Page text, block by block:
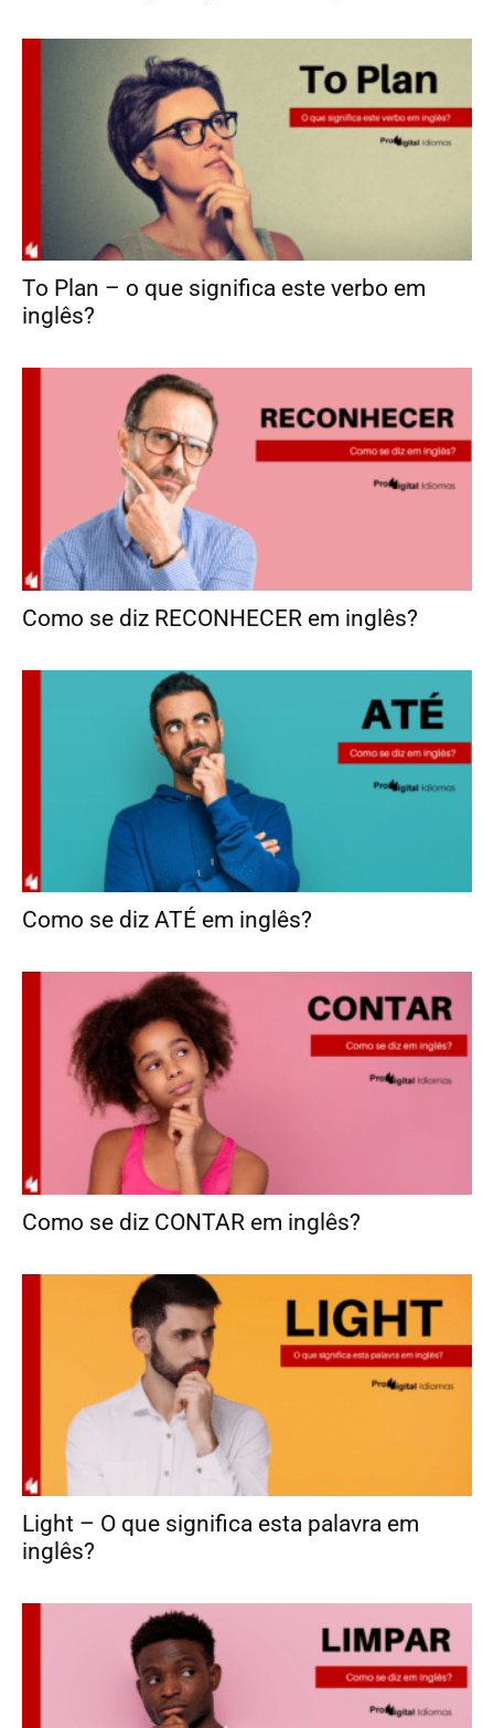
To Plan – o que significa este verbo em
inglês?
Como se diz RECONHECER em inglês?
Como se diz ATÉ em inglês?
Como se diz CONTAR em inglês?
Light – O que significa esta palavra em
inglês?